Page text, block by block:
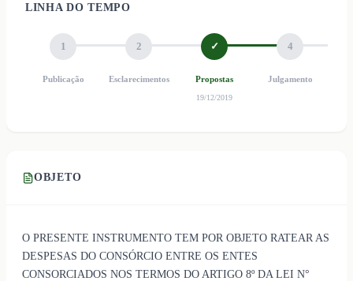
LINHA DO TEMPO
1
Publicação
2
Esclarecimentos
✓
Propostas
19/12/2019
4
Julgamento
OBJETO
O PRESENTE INSTRUMENTO TEM POR OBJETO RATEAR AS
DESPESAS DO CONSÓRCIO ENTRE OS ENTES
CONSORCIADOS NOS TERMOS DO ARTIGO 8º DA LEI N°